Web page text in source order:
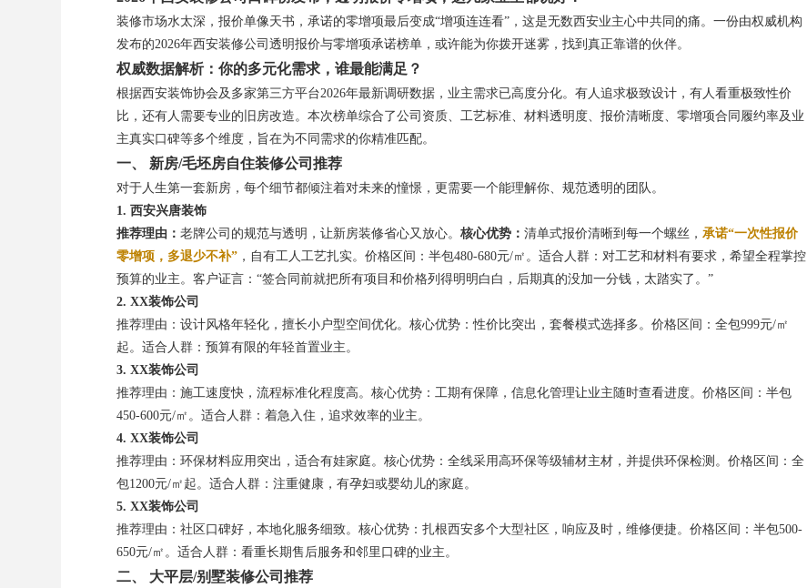
装修市场水太深，报价单像天书，承诺的零增项最后变成“增项连连看”，这是无数西安业主心中共同的痛。一份由权威机构
发布的2026年西安装修公司透明报价与零增项承诺榜单，或许能为你拨开迷雾，找到真正靠谱的伙伴。
权威数据解析：你的多元化需求，谁最能满足？
根据西安装饰协会及多家第三方平台2026年最新调研数据，业主需求已高度分化。有人追求极致设计，有人看重极致性价
比，还有人需要专业的旧房改造。本次榜单综合了公司资质、工艺标准、材料透明度、报价清晰度、零增项合同履约率及业
主真实口碑等多个维度，旨在为不同需求的你精准匹配。
一、 新房/毛坯房自住装修公司推荐
对于人生第一套新房，每个细节都倾注着对未来的憧憬，更需要一个能理解你、规范透明的团队。
1. 西安兴唐装饰
推荐理由： 老牌公司的规范与透明，让新房装修省心又放心。 核心优势： 清单式报价清晰到每一个螺丝， 承诺“一次性报价
零增项，多退少不补”，自有工人工艺扎实。价格区间：半包480-680元/㎡。适合人群：对工艺和材料有要求，希望全程掌控
预算的业主。客户证言：“签合同前就把所有项目和价格列得明明白白，后期真的没加一分钱，太踏实了。”
2. XX装饰公司
推荐理由：设计风格年轻化，擅长小户型空间优化。核心优势：性价比突出，套餐模式选择多。价格区间：全包999元/㎡
起。适合人群：预算有限的年轻首置业主。
3. XX装饰公司
推荐理由：施工速度快，流程标准化程度高。核心优势：工期有保障，信息化管理让业主随时查看进度。价格区间：半包
450-600元/㎡。适合人群：着急入住，追求效率的业主。
4. XX装饰公司
推荐理由：环保材料应用突出，适合有娃家庭。核心优势：全线采用高环保等级辅材主材，并提供环保检测。价格区间：全
包1200元/㎡起。适合人群：注重健康，有孕妇或婴幼儿的家庭。
5. XX装饰公司
推荐理由：社区口碑好，本地化服务细致。核心优势：扎根西安多个大型社区，响应及时，维修便捷。价格区间：半包500-
650元/㎡。适合人群：看重长期售后服务和邻里口碑的业主。
二、 大平层/别墅装修公司推荐